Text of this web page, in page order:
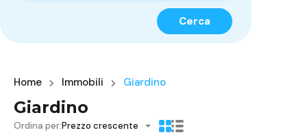
Cerca
Home Immobili Giardino
Giardino
Ordina per:Prezzo crescente